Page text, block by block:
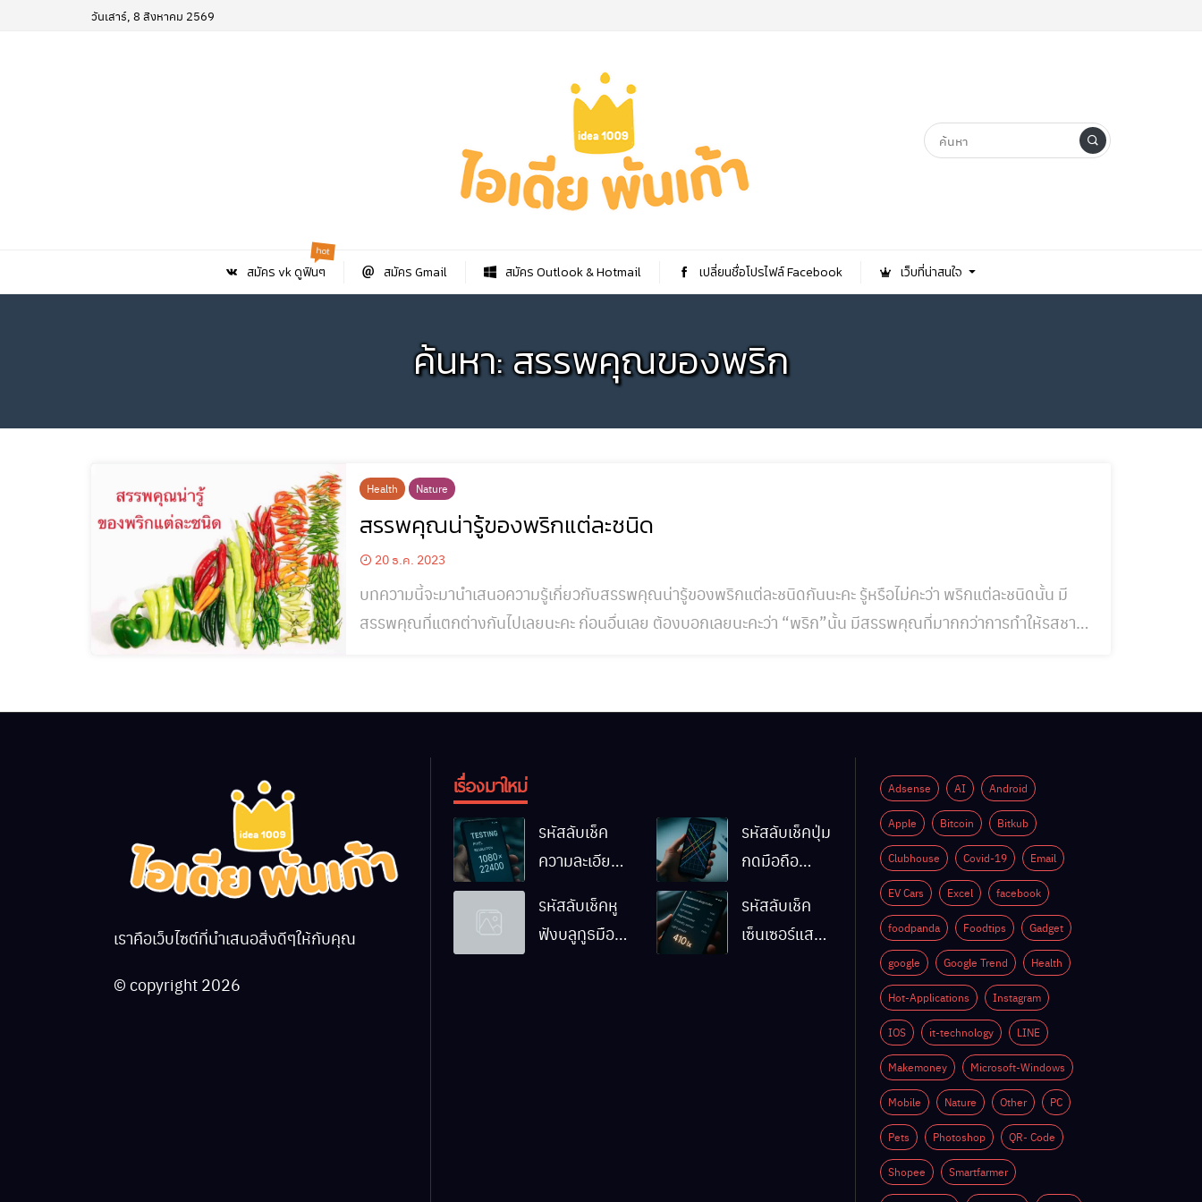
วันเสาร์, 8 สิงหาคม 2569
สมัคร vk ดูฟินๆ
hot
สมัคร Gmail สมัคร Outlook & Hotmail เปลี่ยนชื่อโปรไฟล์ Facebook เว็บที่น่าสนใจ
ค้นหา: สรรพคุณของพริก
Health Nature
สรรพคุณน่ารู้ของพริกแต่ละชนิด
20 ธ.ค. 2023
บทความนี้จะมานำเสนอความรู้เกี่ยวกับสรรพคุณน่ารู้ของพริกแต่ละชนิดกันนะคะ รู้หรือไม่คะว่า พริกแต่ละชนิดนั้น มี
สรรพคุณที่แตกต่างกันไปเลยนะคะ ก่อนอื่นเลย ต้องบอกเลยนะคะว่า “พริก”นั้น มีสรรพคุณที่มากกว่าการทำให้รสชาติ
เราคือเว็บไซต์ที่นำเสนอสิ่งดีๆให้กับคุณ
© copyright 2026
เรื่องมาใหม่
รหัสลับเช็ค
ความละเอียด
Android ทำ
ยังไง
รหัสลับเช็คปุ่ม
กดมือถือ
ทำงานปกติ
ไหม
รหัสลับเช็คหู
ฟังบลูทูธมือ
รหัสลับเช็ค
เซ็นเซอร์แสง
Adsense AI Android
Apple Bitcoin Bitkub
Clubhouse Covid-19 Email
EV Cars Excel facebook
foodpanda Foodtips Gadget
google Google Trend Health
Hot-Applications Instagram
IOS it-technology LINE
Makemoney Microsoft-Windows
Mobile Nature Other PC
Pets Photoshop QR- Code
Shopee Smartfarmer